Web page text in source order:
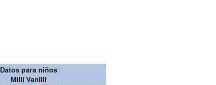
Datos para niños
Milli Vanilli